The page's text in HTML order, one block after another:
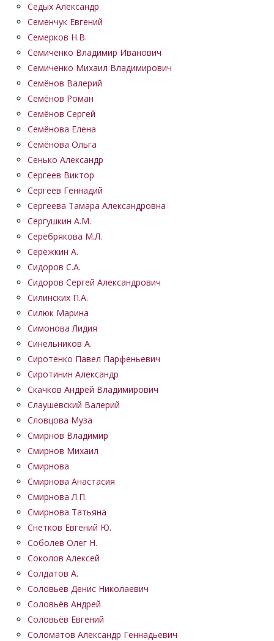
Седых Александр
Семенчук Евгений
Семерков Н.В.
Семиченко Владимир Иванович
Семиченко Михаил Владимирович
Семёнов Валерий
Семёнов Роман
Семёнов Сергей
Семёнова Елена
Семёнова Ольга
Сенько Александр
Сергеев Виктор
Сергеев Геннадий
Сергеева Тамара Александровна
Сергушкин А.М.
Серебрякова М.Л.
Серёжкин А.
Сидоров С.А.
Сидоров Сергей Александрович
Силинских П.А.
Силюк Марина
Симонова Лидия
Синельников А.
Сиротенко Павел Парфеньевич
Сиротинин Александр
Скачков Андрей Владимирович
Слаушевский Валерий
Словцова Муза
Смирнов Владимир
Смирнов Михаил
Смирнова
Смирнова Анастасия
Смирнова Л.П.
Смирнова Татьяна
Снетков Евгений Ю.
Соболев Олег Н.
Соколов Алексей
Солдатов А.
Соловьев Денис Николаевич
Соловьёв Андрей
Соловьёв Евгений
Соломатов Александр Геннадьевич